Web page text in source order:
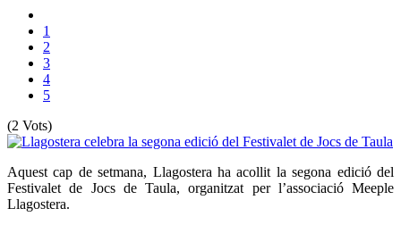
1
2
3
4
5
(2 Vots)
Aquest cap de setmana, Llagostera ha acollit la segona edició del
Festivalet de Jocs de Taula, organitzat per l’associació Meeple
Llagostera.